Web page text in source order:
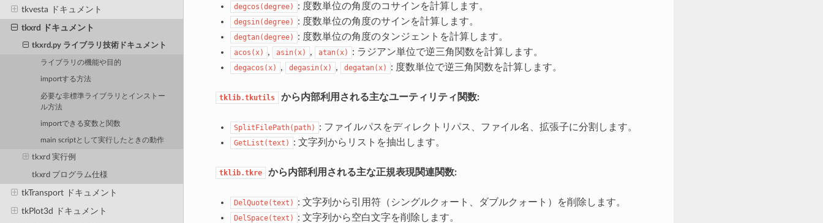
tkvesta ドキュメント
tkxrd ドキュメント
tkxrd.py ライブラリ技術ドキュメント
ライブラリの機能や目的
importする方法
必要な非標準ライブラリとインストー
ル方法
importできる変数と関数
main scriptとして実行したときの動作
tkxrd 実行例
tkxrd プログラム仕様
tkTransport ドキュメント
tkPlot3d ドキュメント
degcos(degree) : 度数単位の角度のコサインを計算します。
degsin(degree) : 度数単位の角度のサインを計算します。
degtan(degree) : 度数単位の角度のタンジェントを計算します。
acos(x) , asin(x) , atan(x) : ラジアン単位で逆三角関数を計算します。
degacos(x) , degasin(x) , degatan(x) : 度数単位で逆三角関数を計算します。
tklib.tkutils から内部利用される主なユーティリティ関数:
SplitFilePath(path) : ファイルパスをディレクトリパス、ファイル名、拡張子に分割します。
GetList(text) : 文字列からリストを抽出します。
tklib.tkre から内部利用される主な正規表現関連関数:
DelQuote(text) : 文字列から引用符（シングルクォート、ダブルクォート）を削除します。
DelSpace(text) : 文字列から空白文字を削除します。